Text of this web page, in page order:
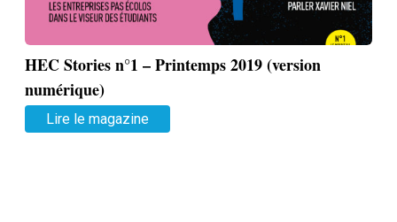
HEC Stories n°1 – Printemps 2019 (version
numérique)
Lire le magazine